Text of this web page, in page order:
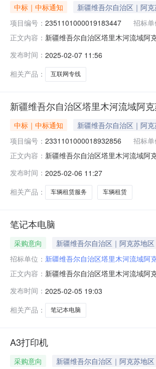
中标｜中标通知
新疆维吾尔自治区｜阿
项目编号： 2351101000019183447 招标单
正文内容： 新疆维吾尔自治区塔里木河流域阿
采购计划文号:采购计划金额（元
发布时间： 2025-02-07 11:56
相关产品：
互联网专线
新疆维吾尔自治区塔里木河流域阿
中标｜中标通知
新疆维吾尔自治区｜阿
项目编号： 2331101000018932856 招标单
正文内容： 新疆维吾尔自治区塔里木河流域阿
采购计划文号:采购计划金额（元
发布时间： 2025-02-06 11:27
相关产品：
车辆租赁服务 车辆租赁
笔记本电脑
采购意向 新疆维吾尔自治区｜阿克苏地
招标单位： 新疆维吾尔自治区塔里木河流域阿
正文内容： 新疆维吾尔自治区塔里木河流域阿
购标的名称：笔记本电脑采购标的
的初步安排，具体采
发布时间： 2025-02-05 19:03
相关产品：
笔记本电脑
A3打印机
采购意向 新疆维吾尔自治区｜阿克苏地